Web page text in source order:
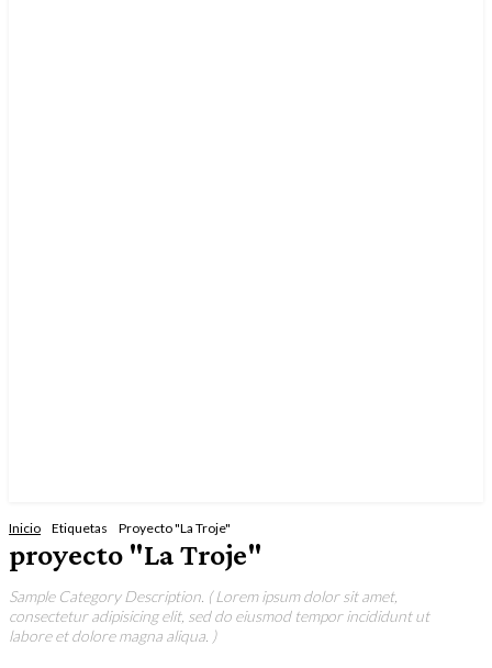
Inicio Etiquetas Proyecto "La Troje"
proyecto "La Troje"
Sample Category Description. ( Lorem ipsum dolor sit amet,
consectetur adipisicing elit, sed do eiusmod tempor incididunt ut
labore et dolore magna aliqua. )